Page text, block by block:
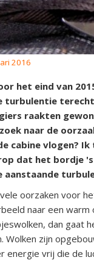
2016
het eind van
turbulentie
raakten
naar de
cabine vlogen?
dat het bordje
aanstaande
oorzaken voor
naar een
dan gaat
Wolken zijn
energie vrij die de